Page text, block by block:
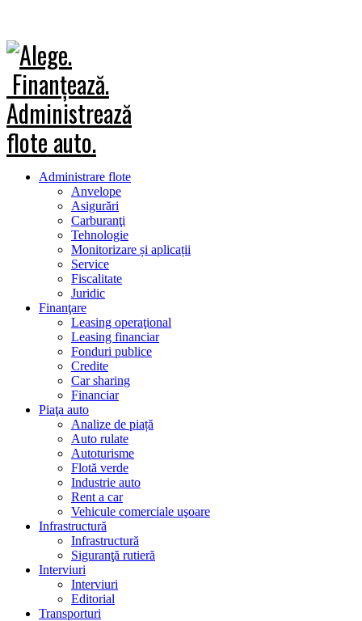
Administrare flote
Anvelope
Asigurări
Carburanţi
Tehnologie
Monitorizare și aplicații
Service
Fiscalitate
Juridic
Finanţare
Leasing operaţional
Leasing financiar
Fonduri publice
Credite
Car sharing
Financiar
Piaţa auto
Analize de piață
Auto rulate
Autoturisme
Flotă verde
Industrie auto
Rent a car
Vehicule comerciale uşoare
Infrastructură
Infrastructură
Siguranţă rutieră
Interviuri
Interviuri
Editorial
Transporturi